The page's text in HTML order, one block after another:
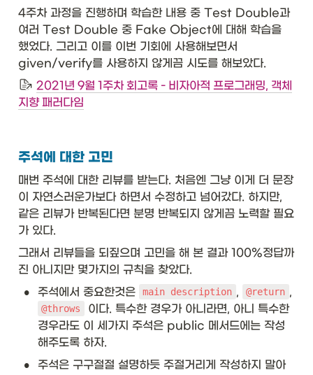
4주차 과정을 진행하며 학습한 내용 중 Test Double과
여러 Test Double 중 Fake Object에 대해 학습을
했었다. 그리고 이를 이번 기회에 사용해보면서
given/verify를 사용하지 않게끔 시도를 해보았다.
2021년 9월 1주차 회고록 - 비자아적 프로그래밍, 객체
지향 패러다임
주석에 대한 고민
매번 주석에 대한 리뷰를 받는다. 처음엔 그냥 이게 더 문장
이 자연스러운가보다 하면서 수정하고 넘어갔다. 하지만,
같은 리뷰가 반복된다면 분명 반복되지 않게끔 노력할 필요
가 있다.
그래서 리뷰들을 되짚으며 고민을 해 본 결과 100%정답까
진 아니지만 몇가지의 규칙을 찾았다.
• 주석에서 중요한것은 main description , @return
@throws
이다. 특수한 경우가 아니라면, 아니 특수한
경우라도 이 세가지 주석은 public 메서드에는 작성
해주도록 하자.
• 주석은 구구절절 설명하듯 주절거리게 작성하지 말아